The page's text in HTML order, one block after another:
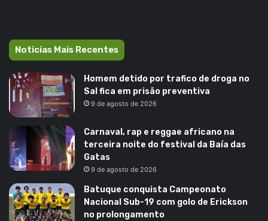
Noticias Mais Recentes
Homem detido por trafico de droga no
Sal fica em prisão preventiva
9 de agosto de 2026
Carnaval, rap e reggae africano na
terceira noite do festival da Baía das
Gatas
9 de agosto de 2026
Batuque conquista Campeonato
Nacional Sub-19 com golo de Erickson
no prolongamento